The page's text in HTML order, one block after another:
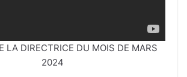
LA DIRECTRICE DU MOIS DE MARS
2024